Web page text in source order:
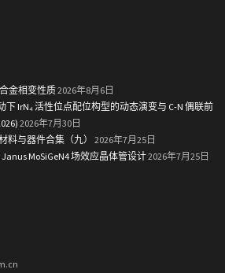
金相变性质2026年8月6日
下 IrN₄ 活性位点配位构型的动态演变与 C-N 偶联前
2026年7月30日
料与器件合集（九）
2026年7月25日
MoSiGeN4 场效应晶体管设计2026年7月25日